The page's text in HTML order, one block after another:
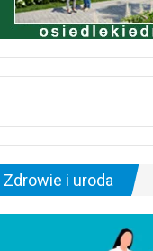
Zdrowie i uroda